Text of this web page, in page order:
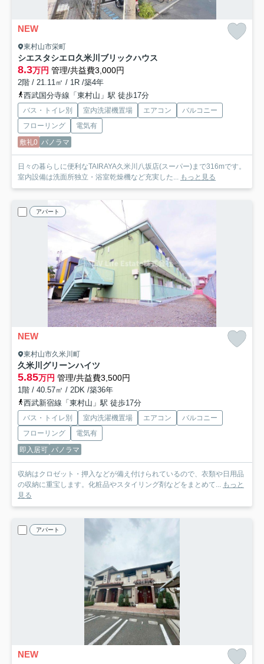
NEW
東村山市栄町
シエスタシエロ久米川ブリックハウス
8.3万円 管理/共益費3,000円
2階 / 21.11㎡ / 1R /築4年
西武国分寺線「東村山」駅 徒歩17分
バス・トイレ別 室内洗濯機置場 エアコン
バルコニー
フローリング
電気有
敷礼0 パノラマ
日々の暮らしに便利なTAIRAYA久米川八坂店(スーパー)まで316mです。
室内設備は洗面所独立・浴室乾燥機など充実した...
もっと見る
アパート
NEW
東村山市久米川町
久米川グリーンハイツ
5.85万円 管理/共益費3,500円
1階 / 40.57㎡ / 2DK /築36年
西武新宿線「東村山」駅 徒歩17分
バス・トイレ別 室内洗濯機置場 エアコン
バルコニー
フローリング
電気有
即入居可 パノラマ
収納はクロゼット・押入などが備え付けられているので、衣類や日用品
の収納に重宝します。化粧品やスタイリング剤などをまとめて...
もっと
見る
アパート
NEW